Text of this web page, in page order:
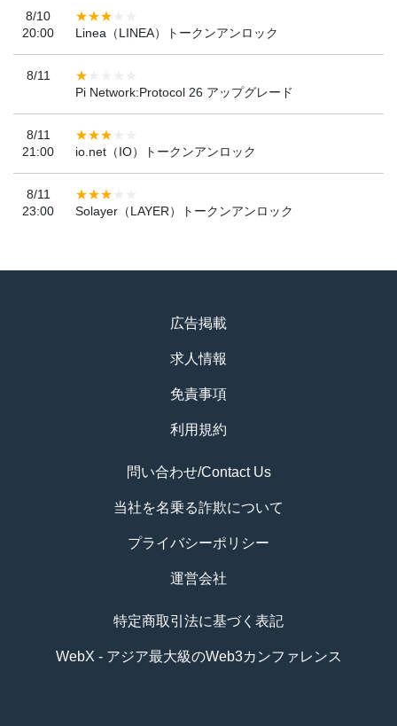
8/10
20:00
Linea（LINEA）トークンアンロック
8/11
Pi Network:Protocol 26 アップグレード
8/11
21:00
io.net（IO）トークンアンロック
8/11
23:00
Solayer（LAYER）トークンアンロック
広告掲載
求人情報
免責事項
利用規約
問い合わせ/Contact Us
当社を名乗る詐欺について
プライバシーポリシー
運営会社
特定商取引法に基づく表記
WebX - アジア最大級のWeb3カンファレンス